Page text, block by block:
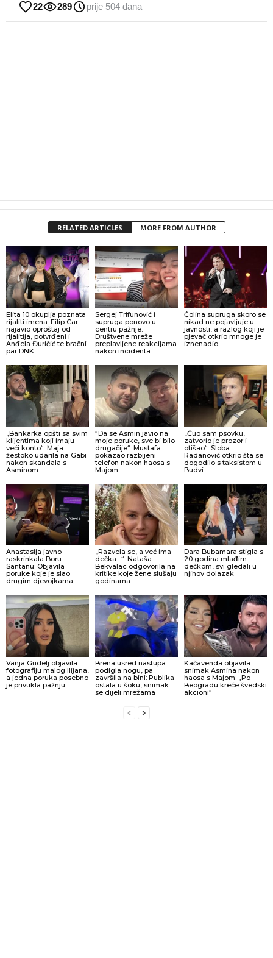
22 289 prije 504 dana
RELATED ARTICLES MORE FROM AUTHOR
Elita 10 okuplja poznata
rijaliti imena: Filip Car
najavio oproštaj od
rijalitija, potvrđeni i
Anđela Đuričić te bračni
par DNK
Sergej Trifunović i
supruga ponovo u
centru pažnje:
Društvene mreže
preplavljene reakcijama
nakon incidenta
Čolina supruga skoro se
nikad ne pojavljuje u
javnosti, a razlog koji je
pjevač otkrio mnoge je
iznenadio
„Bankarka opšti sa svim
klijentima koji imaju
veći konto“: Maja
žestoko udarila na Gabi
nakon skandala s
Asminom
“Da se Asmin javio na
moje poruke, sve bi bilo
drugačije“: Mustafa
pokazao razbijeni
telefon nakon haosa s
Majom
„Čuo sam psovku,
zatvorio je prozor i
otišao“: Sloba
Radanović otkrio šta se
dogodilo s taksistom u
Budvi
Anastasija javno
raskrinkala Boru
Santanu: Objavila
poruke koje je slao
drugim djevojkama
„Razvela se, a već ima
dečka…“: Nataša
Bekvalac odgovorila na
kritike koje žene slušaju
godinama
Dara Bubamara stigla s
20 godina mlađim
dečkom, svi gledali u
njihov dolazak
Vanja Gudelj objavila
fotografiju malog Ilijana,
a jedna poruka posebno
je privukla pažnju
Brena usred nastupa
podigla nogu, pa
završila na bini: Publika
ostala u šoku, snimak
se dijeli mrežama
Kačavenda objavila
snimak Asmina nakon
haosa s Majom: „Po
Beogradu kreće švedski
akcioni“